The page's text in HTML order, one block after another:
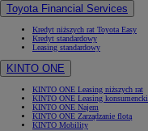
Toyota Financial Services
Kredyt niższych rat Toyota Easy
Kredyt standardowy
Leasing standardowy
KINTO ONE
KINTO ONE Leasing niższych rat
KINTO ONE Leasing konsumencki
KINTO ONE Najem
KINTO ONE Zarządzanie flotą
KINTO Mobility